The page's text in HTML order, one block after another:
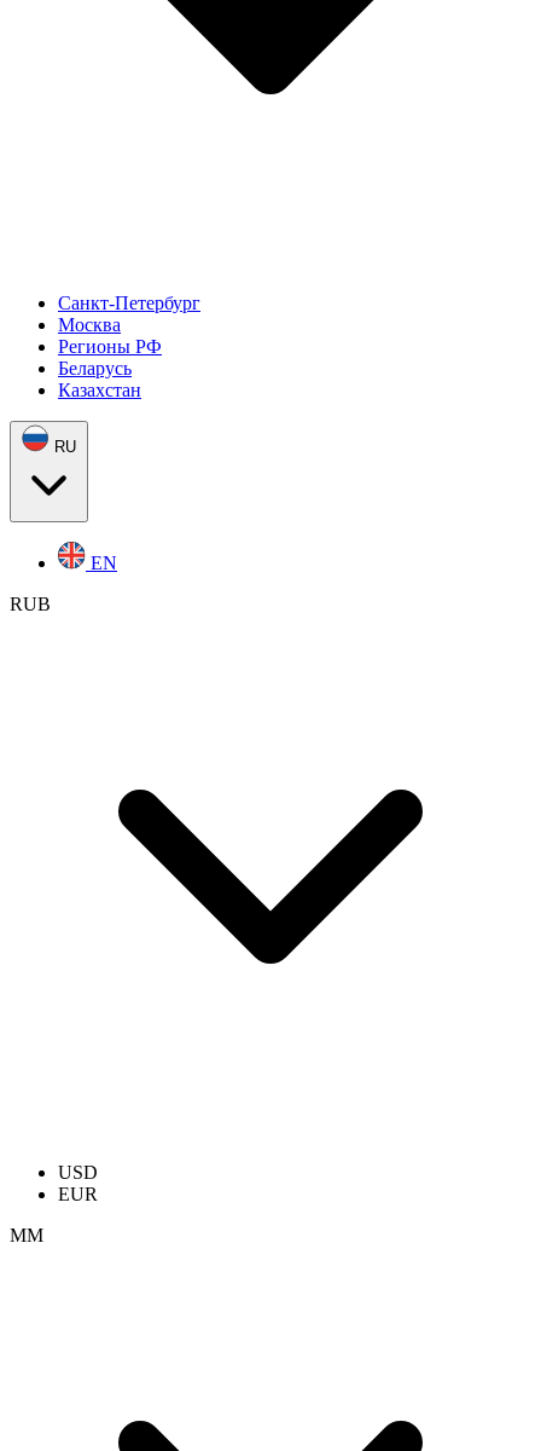
Санкт-Петербург
Москва
Регионы РФ
Беларусь
Казахстан
RU
EN
RUB
USD
EUR
ММ